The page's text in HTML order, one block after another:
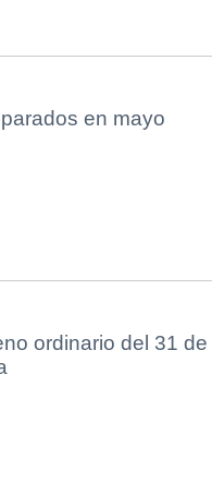
en mayo
ordinario del 31